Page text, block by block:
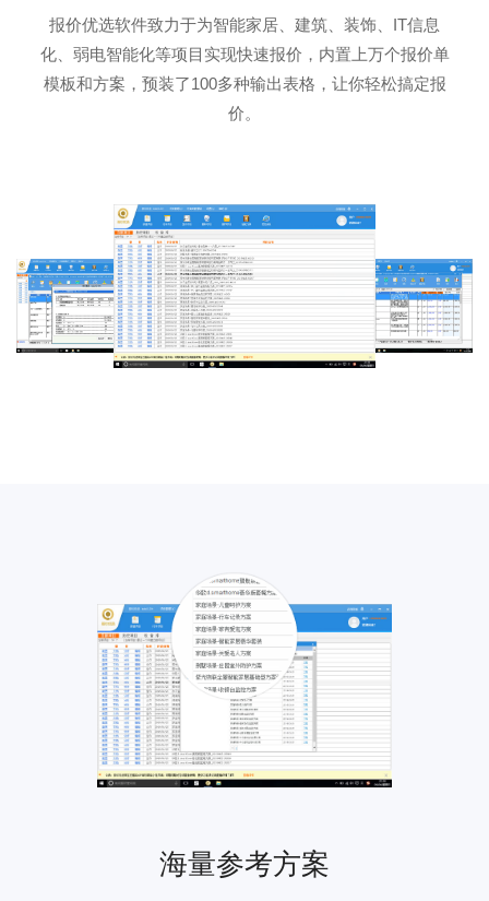
报价优选软件致力于为智能家居、建筑、装饰、IT信息
化、弱电智能化等项目实现快速报价，内置上万个报价单
模板和方案，预装了100多种输出表格，让你轻松搞定报
价。
海量参考方案